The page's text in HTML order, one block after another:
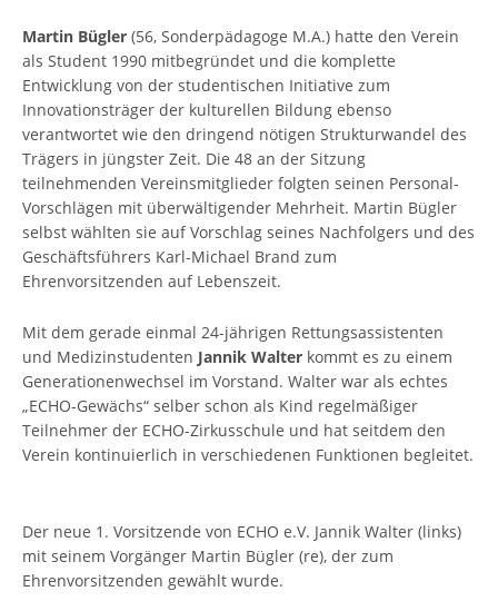
Martin Bügler (56, Sonderpädagoge M.A.) hatte den Verein
als Student 1990 mitbegründet und die komplette
Entwicklung von der studentischen Initiative zum
Innovationsträger der kulturellen Bildung ebenso
verantwortet wie den dringend nötigen Strukturwandel des
Trägers in jüngster Zeit. Die 48 an der Sitzung
teilnehmenden Vereinsmitglieder folgten seinen Personal-
Vorschlägen mit überwältigender Mehrheit. Martin Bügler
selbst wählten sie auf Vorschlag seines Nachfolgers und des
Geschäftsführers Karl-Michael Brand zum
Ehrenvorsitzenden auf Lebenszeit.
Mit dem gerade einmal 24-jährigen Rettungsassistenten
und Medizinstudenten Jannik Walter kommt es zu einem
Generationenwechsel im Vorstand. Walter war als echtes
„ECHO-Gewächs“ selber schon als Kind regelmäßiger
Teilnehmer der ECHO-Zirkusschule und hat seitdem den
Verein kontinuierlich in verschiedenen Funktionen begleitet.
Der neue 1. Vorsitzende von ECHO e.V. Jannik Walter (links)
mit seinem Vorgänger Martin Bügler (re), der zum
Ehrenvorsitzenden gewählt wurde.